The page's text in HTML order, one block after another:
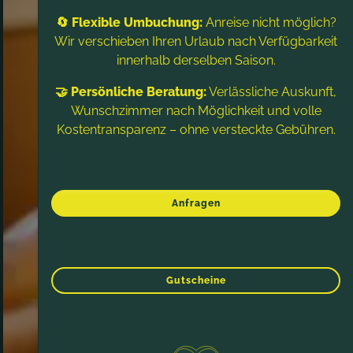
🔄 Flexible Umbuchung:Anreise nicht möglich?
Wir verschieben Ihren Urlaub nach Verfügbarkeit
innerhalb derselben Saison.
🤝 Persönliche Beratung:Verlässliche Auskunft,
Wunschzimmer nach Möglichkeit und volle
Kostentransparenz – ohne versteckte Gebühren.
Anfragen
Gutscheine